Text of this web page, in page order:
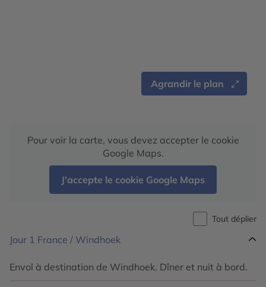
Agrandir le plan
Pour voir la carte, vous devez accepter le cookie
Google Maps.
J'accepte le cookie Google Maps
Tout déplier
Jour 1 France / Windhoek
Envol à destination de Windhoek. Dîner et nuit à bord.